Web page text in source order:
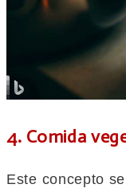
4. Comida
Este concepto